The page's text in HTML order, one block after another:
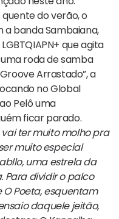
do verão, o
banda Sambaiana,
que agita
roda de samba
Arrastado”, a
no Global
Pelô uma
ficar parado.
ter muito molho pra
muito especial
uma estrela da
Para dividir o palco
Poeta, esquentam
daquele jeitão,